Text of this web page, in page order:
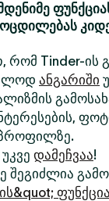
რომ Tinder-ის
ანგარიში
პროფილზე.
დამეჩვაა!
შეგიძლია
ფუნქცია